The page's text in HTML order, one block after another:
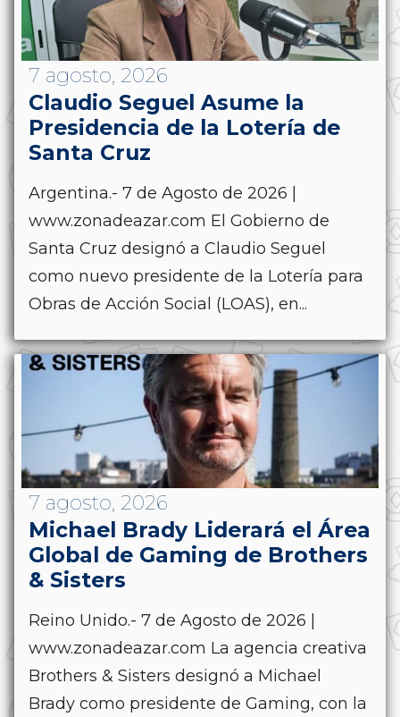
7 agosto, 2026
Claudio Seguel Asume la
Presidencia de la Lotería de
Santa Cruz
Argentina.- 7 de Agosto de 2026 |
www.zonadeazar.com El Gobierno de
Santa Cruz designó a Claudio Seguel
como nuevo presidente de la Lotería para
Obras de Acción Social (LOAS), en...
7 agosto, 2026
Michael Brady Liderará el Área
Global de Gaming de Brothers
& Sisters
Reino Unido.- 7 de Agosto de 2026 |
www.zonadeazar.com La agencia creativa
Brothers & Sisters designó a Michael
Brady como presidente de Gaming, con la